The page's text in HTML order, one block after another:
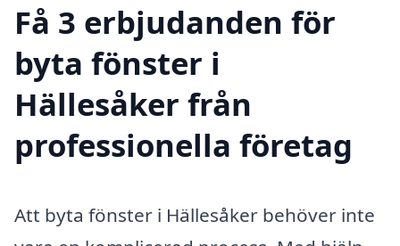
Få 3 erbjudanden för
byta fönster i
Hällesåker från
professionella företag
Att byta fönster i Hällesåker behöver inte